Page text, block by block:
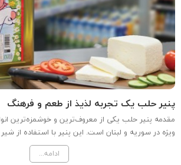
پنیر حلب یک تجربه لذیذ از طعم و فرهنگ
مقدمه پنیر حلب یکی از معروف‌ترین و خوشمزه‌ترین
ویژه در سوریه و لبنان است. این پنیر با استفاده از
می‌شود و طعمی منحصر به فرد و بافتی نرم و لطیف دارد.
بررسی ویژگی‌ها، فرآیند تولید، و...
ادامه...